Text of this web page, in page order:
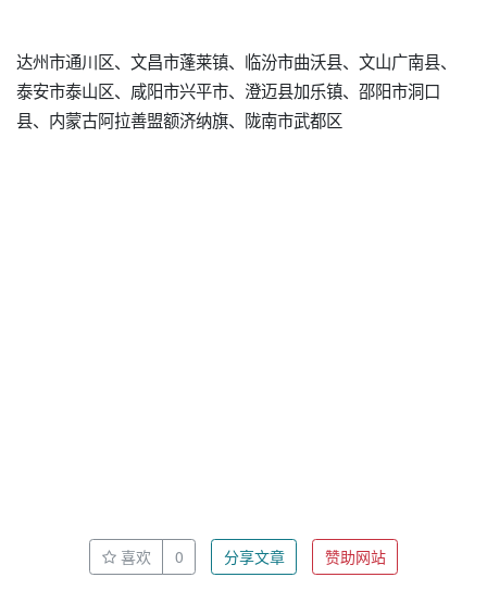
达州市通川区、文昌市蓬莱镇、临汾市曲沃县、文山广南县、
泰安市泰山区、咸阳市兴平市、澄迈县加乐镇、邵阳市洞口
县、内蒙古阿拉善盟额济纳旗、陇南市武都区
喜欢 0 分享文章 赞助网站